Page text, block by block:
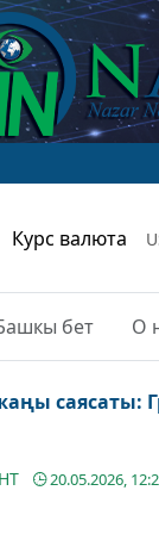
Курс валюта
бет О
саясаты:
20.05.2026,